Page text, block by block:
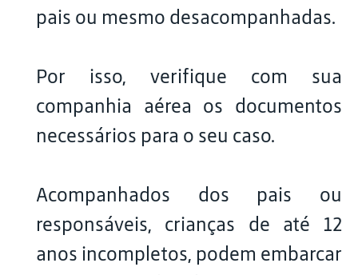
pais ou mesmo desacompanhadas.
Por isso, verifique com sua
companhia aérea os documentos
necessários para o seu caso.
Acompanhados dos pais ou
responsáveis, crianças de até 12
anos incompletos, podem embarcar